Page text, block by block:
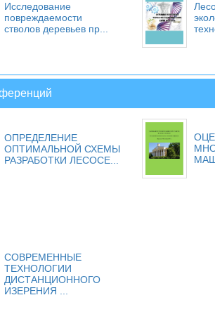
Исследование
повреждаемости
стволов деревьев пр...
ОПРЕДЕЛЕНИЕ
ОПТИМАЛЬНОЙ СХЕМЫ
РАЗРАБОТКИ ЛЕСОСЕ...
СОВРЕМЕННЫЕ
ТЕХНОЛОГИИ
ДИСТАНЦИОННОГО
ИЗЕРЕНИЯ ...